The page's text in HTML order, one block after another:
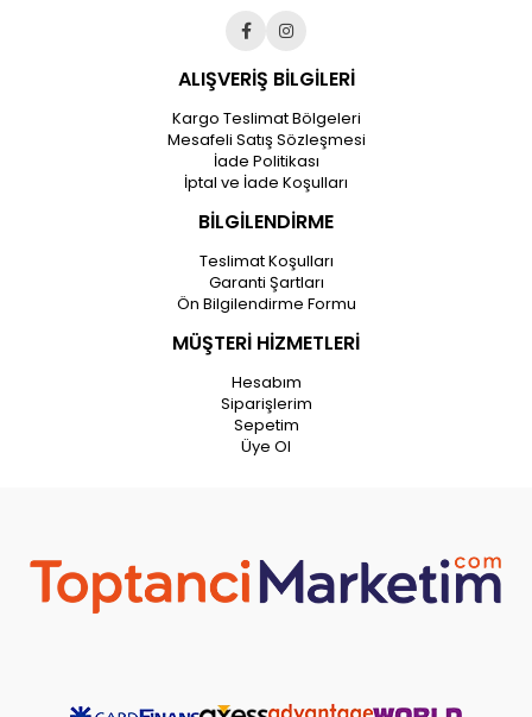
ALIŞVERİŞ BİLGİLERİ
Kargo Teslimat Bölgeleri
Mesafeli Satış Sözleşmesi
İade Politikası
İptal ve İade Koşulları
BİLGİLENDİRME
Teslimat Koşulları
Garanti Şartları
Ön Bilgilendirme Formu
MÜŞTERİ HİZMETLERİ
Hesabım
Siparişlerim
Sepetim
Üye Ol